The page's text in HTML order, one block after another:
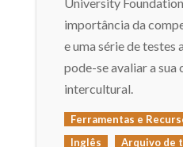
importância da
e uma série de testes
pode-se avaliar a sua
intercultural.
Ferramentas e
Inglês
Arquivo de